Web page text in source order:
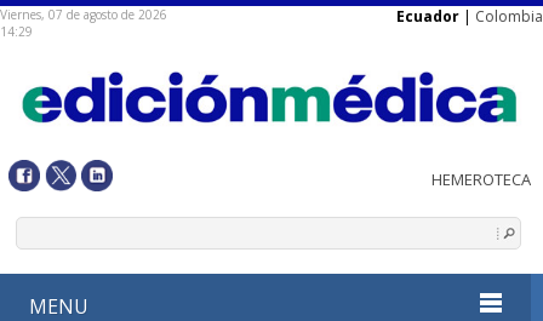
Viernes, 07 de agosto de 2026
14:29
Ecuador | Colombia
MENU